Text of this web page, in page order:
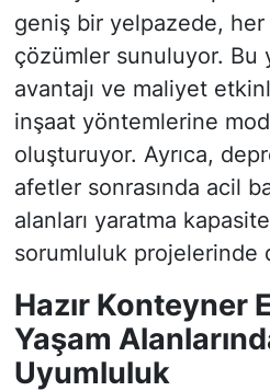
geniş bir yelpazede,
çözümler sunuluyor. Bu
avantajı ve maliyet
inşaat yöntemlerine
oluşturuyor. Ayrıca,
afetler sonrasında acil
alanları yaratma
sorumluluk projelerinde
Hazır Konteyner
Yaşam
Uyumluluk